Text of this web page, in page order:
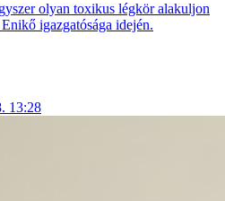
olyan toxikus légkör alakuljon
igazgatósága idején.
13:28